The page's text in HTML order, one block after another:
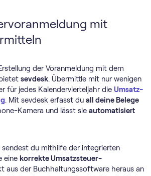
mit
der Voranmeldung mit dem
sevdesk. Übermittle mit nur wenigen
für jedes Kalendervierteljahr die Umsatz­
. Mit sevdesk erfasst du all deine Belege
Kamera und lässt sie automatisiert
sendest du mithilfe der integrierten
eine korrekte Umsatz­steuer­
aus der Buch­haltungs­software heraus an